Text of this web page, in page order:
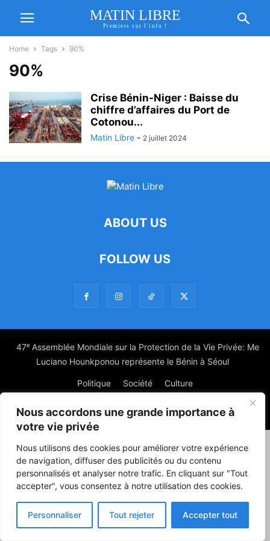
Nous accordons une grande importance à
votre vie privée
Nous utilisons des cookies pour améliorer votre expérience
de navigation, diffuser des publicités ou du contenu
personnalisés et analyser notre trafic. En cliquant sur "Tout
accepter", vous consentez à notre utilisation des cookies.
Personnaliser Tout rejeter Accepter tout
MATIN LIBRE
Premiers sur l'info !
Home Tags 90%
90%
Crise Bénin-Niger : Baisse du
chiffre d’affaires du Port de
Cotonou...
Matin Libre - 2 juillet 2024
ABOUT US
FOLLOW US
47ᵉ Assemblée Mondiale sur la Protection de la Vie Privée: Me
Luciano Hounkponou représente le Bénin à Séoul
Politique Société Culture
© Powered by digitXplus Francophone